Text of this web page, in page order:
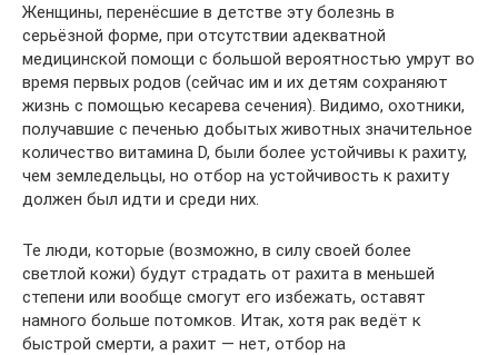
Женщины, перенёсшие в детстве эту болезнь в
серьёзной форме, при отсутствии адекватной
медицинской помощи с большой вероятностью умрут во
время первых родов (сейчас им и их детям сохраняют
жизнь с помощью кесарева сечения). Видимо, охотники,
получавшие с печенью добытых животных значительное
количество витамина D, были более устойчивы к рахиту,
чем земледельцы, но отбор на устойчивость к рахиту
должен был идти и среди них.
Те люди, которые (возможно, в силу своей более
светлой кожи) будут страдать от рахита в меньшей
степени или вообще смогут его избежать, оставят
намного больше потомков. Итак, хотя рак ведёт к
быстрой смерти, а рахит — нет, отбор на